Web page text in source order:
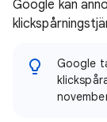
Google kan
Google